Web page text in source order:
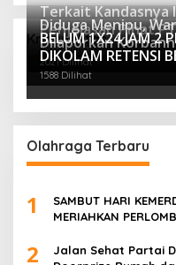
Kriminalitas
Terkait Kandasnya
Penjelasan Pihat
2233 Dilihat
Diduga Menipu,
Dilaporkan
2021 Dilihat
BELUM 1X24 JAM 2
DIKOLAM RETENSI
PALEMBANG TELAH
POLSEK SU 1
1588 Dilihat
Olahraga Terbaru
1
SAMBUT HARI
MERIAHKAN
2
Jalan Sehat Partai